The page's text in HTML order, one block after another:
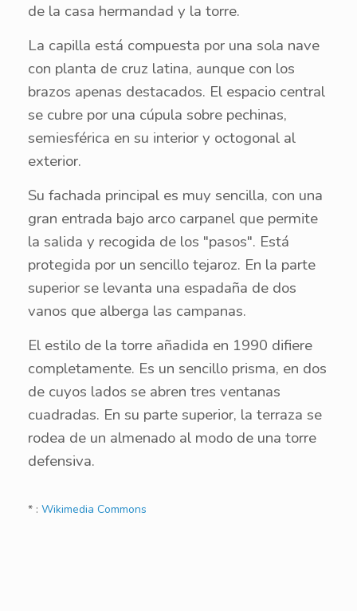
de la casa hermandad y la torre.
La capilla está compuesta por una sola nave
con planta de cruz latina, aunque con los
brazos apenas destacados. El espacio central
se cubre por una cúpula sobre pechinas,
semiesférica en su interior y octogonal al
exterior.
Su fachada principal es muy sencilla, con una
gran entrada bajo arco carpanel que permite
la salida y recogida de los "pasos". Está
protegida por un sencillo tejaroz. En la parte
superior se levanta una espadaña de dos
vanos que alberga las campanas.
El estilo de la torre añadida en 1990 difiere
completamente. Es un sencillo prisma, en dos
de cuyos lados se abren tres ventanas
cuadradas. En su parte superior, la terraza se
rodea de un almenado al modo de una torre
defensiva.
* : Wikimedia Commons